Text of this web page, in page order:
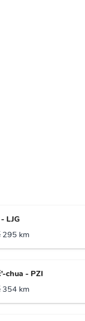
LJG
295 km
chua - PZI
354 km